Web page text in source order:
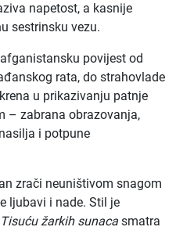
napetost, a kasnije
sestrinsku vezu.
povijest od
rata, do strahovlade
u prikazivanju patnje
– zabrana obrazovanja,
i potpune
zrači neuništivom snagom
ljubavi i nade. Stil je
Tisuću žarkih sunaca smatra